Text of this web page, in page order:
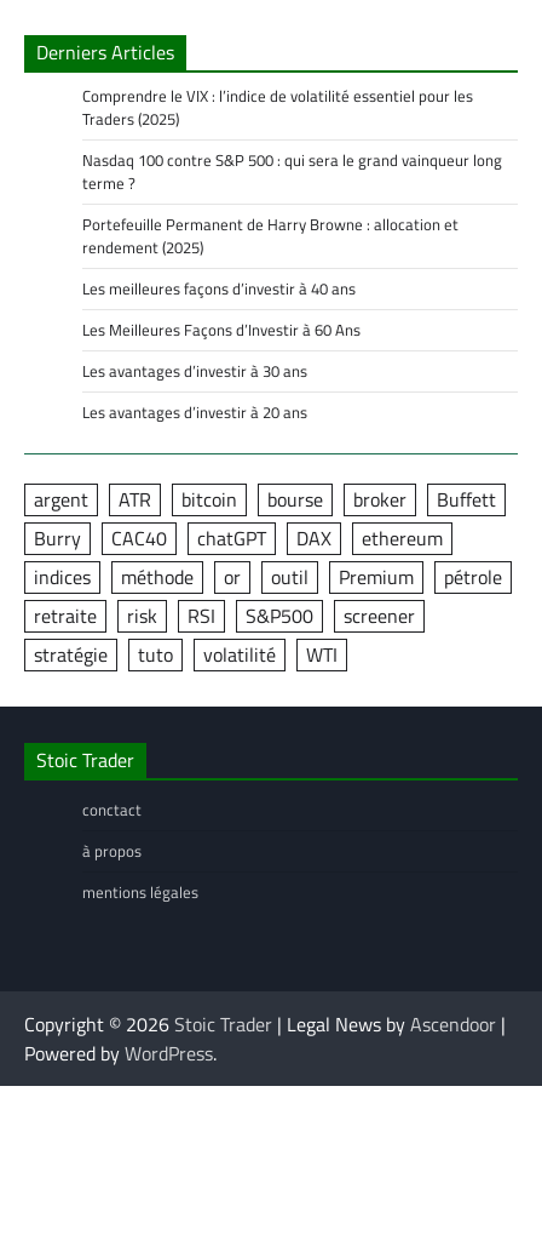
Derniers Articles
Comprendre le VIX : l’indice de volatilité essentiel pour les
Traders (2025)
Nasdaq 100 contre S&P 500 : qui sera le grand vainqueur long
terme ?
Portefeuille Permanent de Harry Browne : allocation et
rendement (2025)
Les meilleures façons d’investir à 40 ans
Les Meilleures Façons d’Investir à 60 Ans
Les avantages d’investir à 30 ans
Les avantages d’investir à 20 ans
argent ATR bitcoin bourse broker
Buffett
Burry
CAC40 chatGPT DAX
ethereum
indices
méthode or outil Premium
pétrole
retraite
risk RSI S&P500
screener
stratégie
tuto volatilité WTI
Stoic Trader
conctact
à propos
mentions légales
Copyright © 2026Stoic Trader | Legal News byAscendoor |
Powered byWordPress.